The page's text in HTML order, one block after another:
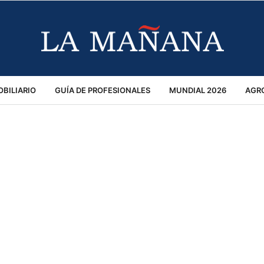
GUÍA DE PROFESIONALES MUNDIAL 2026